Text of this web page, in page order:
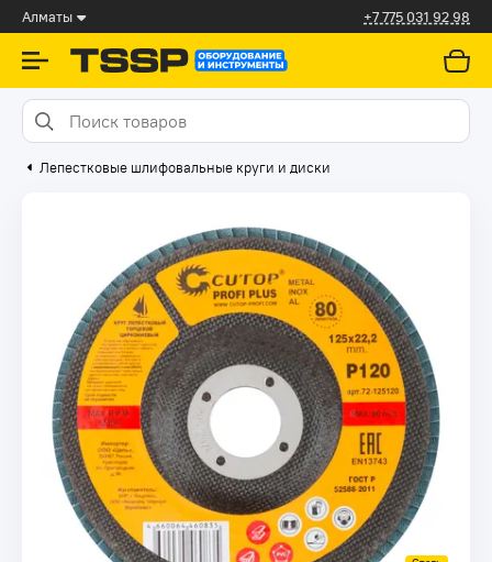
Алматы +7 775 031 92 98
Лепестковые шлифовальные круги и диски